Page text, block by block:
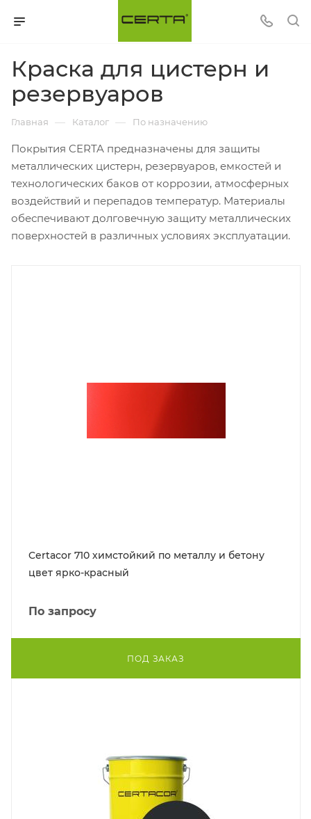
Краска для цистерн и
резервуаров
Главная — Каталог — По назначению
Покрытия CERTA предназначены для защиты
металлических цистерн, резервуаров, емкостей и
технологических баков от коррозии, атмосферных
воздействий и перепадов температур. Материалы
обеспечивают долговечную защиту металлических
поверхностей в различных условиях эксплуатации.
Certacor 710 химстойкий по металлу и бетону
цвет ярко-красный
По запросу
ПОД ЗАКАЗ